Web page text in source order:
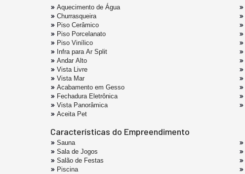
Aquecimento de Água
Churrasqueira
Piso Cerâmico
Piso Porcelanato
Piso Vinílico
Infra para Ar Split
Andar Alto
Vista Livre
Vista Mar
Acabamento em Gesso
Fechadura Eletrônica
Vista Panorâmica
Aceita Pet
Características do Empreendimento
Sauna
Sala de Jogos
Salão de Festas
Piscina